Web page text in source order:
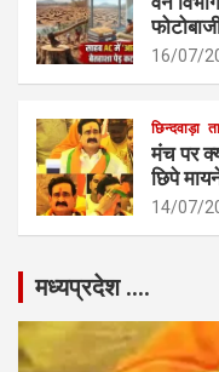
16/07/
छिन्दवाड़ा
मंच पर
छिपे
14/07/
मध्यप्रदेश ….